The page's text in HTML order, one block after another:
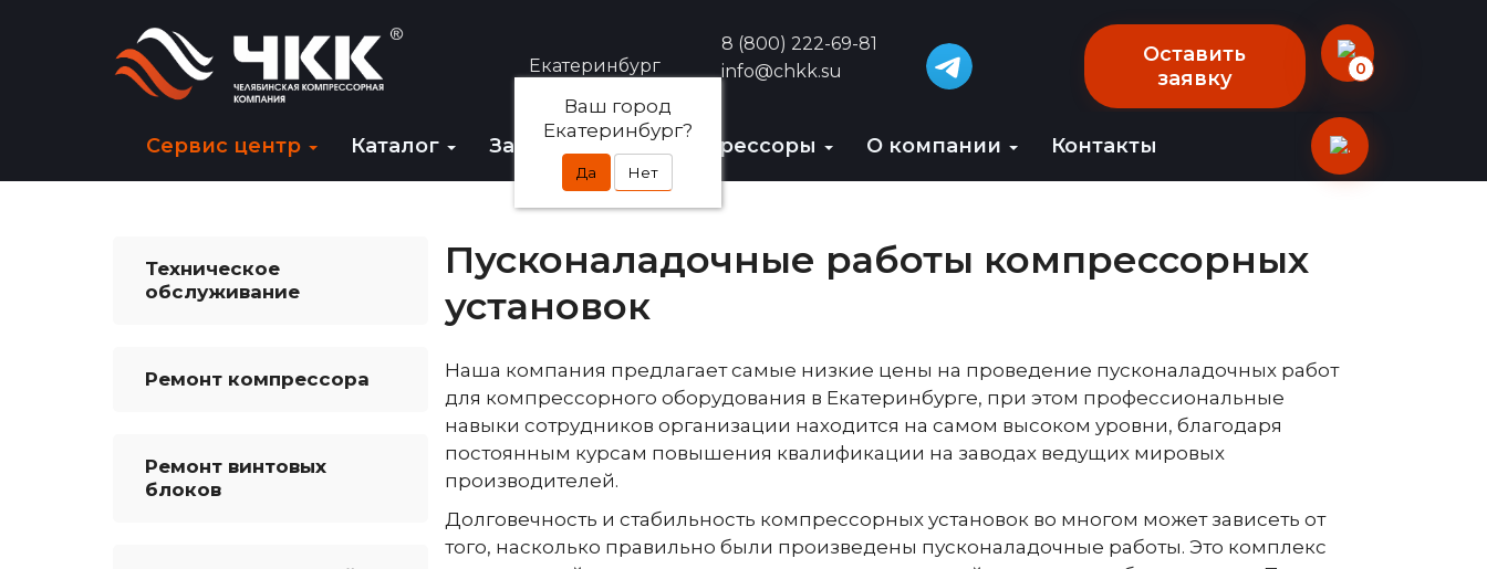
Екатеринбург
Ваш город
Екатеринбург?
Да Нет
8 (800) 222-69-81
info@chkk.su
Оставить
заявку
0
Сервис центр Каталог Запчасти БУ-компрессоры О компании Контакты
Техническое
обслуживание
Ремонт компрессора
Ремонт винтовых
блоков
Пусконаладочные работы компрессорных
установок
Наша компания предлагает самые низкие цены на проведение пусконаладочных работ
для компрессорного оборудования в Екатеринбурге, при этом профессиональные
навыки сотрудников организации находится на самом высоком уровни, благодаря
постоянным курсам повышения квалификации на заводах ведущих мировых
производителей.
Долговечность и стабильность компрессорных установок во многом может зависеть от
того, насколько правильно были произведены пусконаладочные работы. Это комплекс